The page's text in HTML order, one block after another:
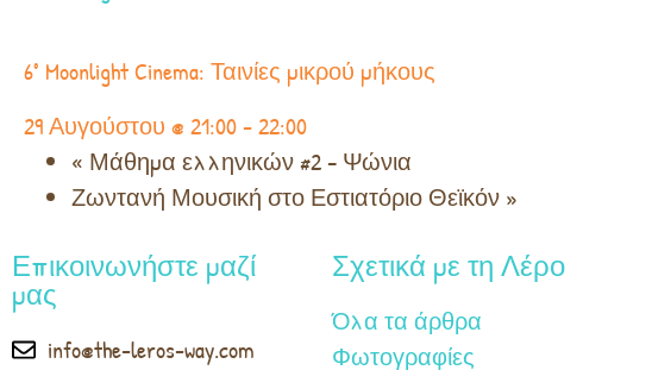
6° Moonlight Cinema: Ταινίες μικρού μήκους
29 Αυγούστου @ 21:00-22:00
« Μάθημα ελληνικών #2 – Ψώνια
Ζωντανή Μουσική στο Εστιατόριο Θεϊκόν »
Επικοινωνήστε μαζί
μας
info@the-leros-way.com
Σχετικά με τη Λέρο
Όλα τα άρθρα
Φωτογραφίες